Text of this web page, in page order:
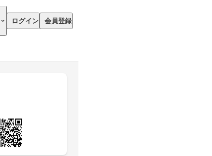
ログイン 会員登録